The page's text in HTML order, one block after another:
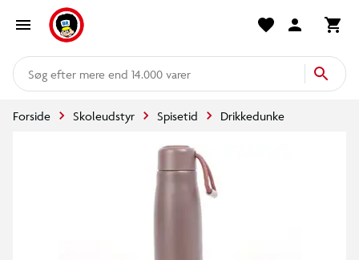
mere end 14.000 varer
Forside Skoleudstyr Spisetid Drikkedunke